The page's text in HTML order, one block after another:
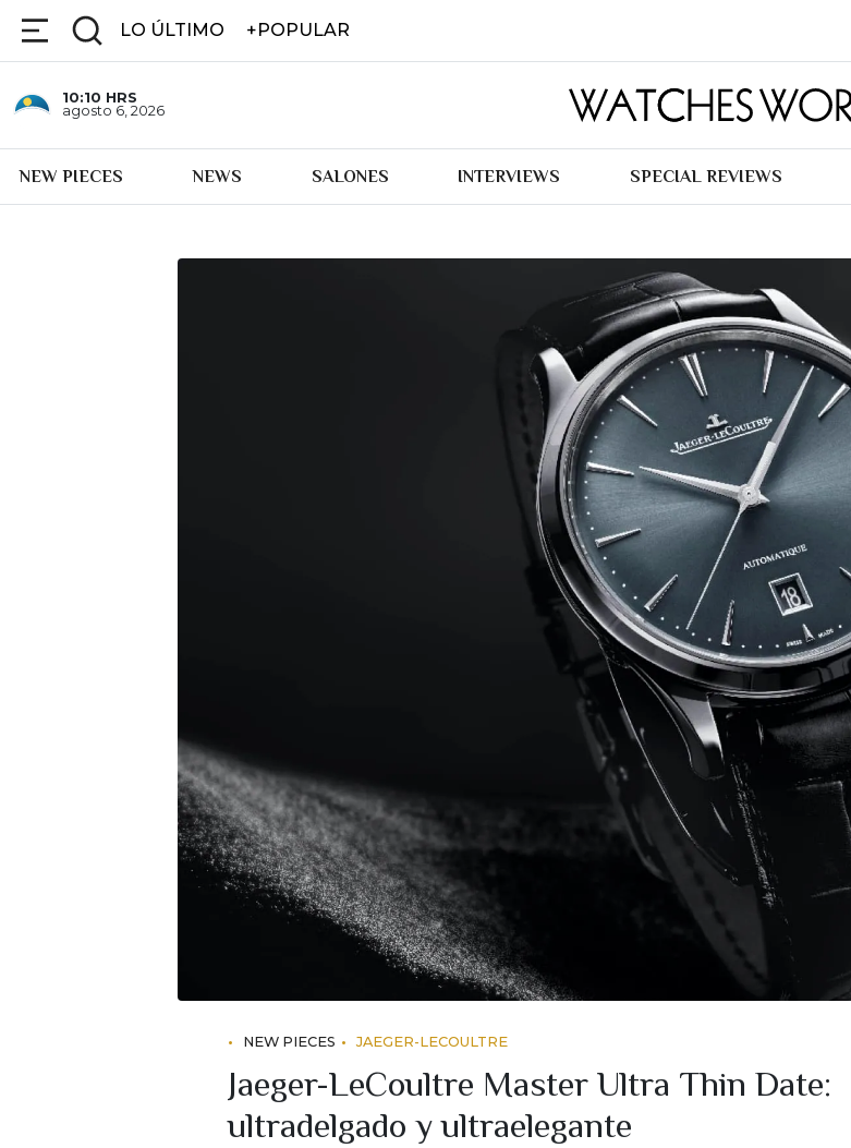
LO ÚLTIMO +POPULAR
10:10 HRS
agosto 6, 2026
NEW PIECES NEWS SALONES INTERVIEWS SPECIAL REVIEWS
NEW PIECES JAEGER-LECOULTRE
Jaeger-LeCoultre Master Ultra Thin Date:
ultradelgado y ultraelegante